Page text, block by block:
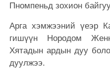
Пномпеньд зохион
Арга хэмжээний үеэр
гишүүн Нородом
Хятадын ардын дуу
дуулжээ.